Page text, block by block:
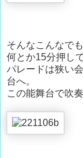
そんなこんなで
何とか15分押し
パレードは狭い
台へ。
この能舞台で吹